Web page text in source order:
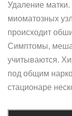
Удаление
миоматозных
происходит
Симптомы,
учитываются.
под общим
стационаре